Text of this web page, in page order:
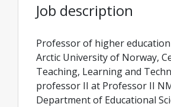
Job description
Professor of higher
Arctic University of Norway,
Teaching, Learning and
professor II at Professor II
Department of Educational